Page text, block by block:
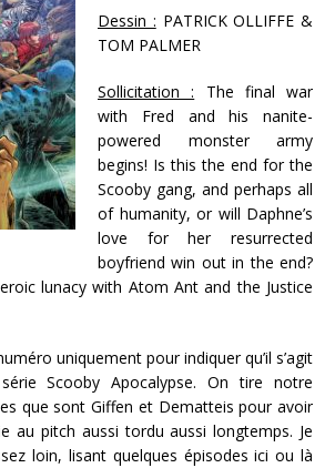
Dessin : PATRICK OLLIFFE &
TOM PALMER
Sollicitation : The final war
with Fred and his nanite-
powered monster army
begins! Is this the end for the
Scooby gang, and perhaps all
of humanity, or will Daphne’s
love for her resurrected
boyfriend win out in the end?
lunacy with Atom Ant and the Justice
uniquement pour indiquer qu’il s’agit
Scooby Apocalypse. On tire notre
que sont Giffen et Dematteis pour avoir
au pitch aussi tordu aussi longtemps. Je
loin, lisant quelques épisodes ici ou là